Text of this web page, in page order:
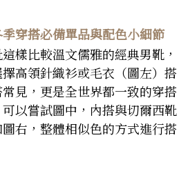
穿搭必備單品與配色小細節
樣比較溫文儒雅的經典男靴，
高領針織衫或毛衣（圖左）搭
見，更是全世界都一致的穿搭
以嘗試圖中，內搭與切爾西靴
右，整體相似色的方式進行搭